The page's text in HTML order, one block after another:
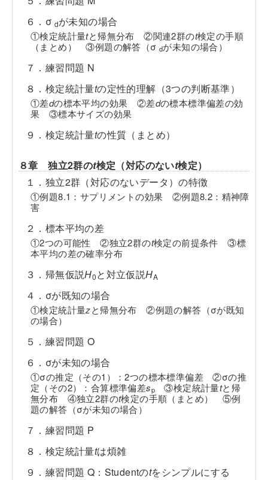
６．σ dが未知の場合
①検定統計量tと帰無分布 ②関連2群のt検定の手順
（まとめ） ③例題の解答（σ dが未知の場合）
７．練習問題 N
８．検定統計量tの定性的理解（3つの判断基準）
①差dの標本平均の効果 ②差dの標本標準偏差の効
果 ③標本サイズの効果
９．検定統計量tの性質（まとめ）
８章 独立2群のt検定（対応のないt検定）
１．独立2群（対応のないデータ）の特徴
①例題8.1：サプリメントの効果 ②例題8.2：精神障
害
２．標本平均の差
①2つの可能性 ②独立2群のt検定の前提条件 ③標
本平均の差の確率分布
３．帰無仮説H0と対立仮説HA
４．σが既知の場合
①検定統計量zと帰無分布 ②例題の解答（σが既知
の場合）
５．練習問題 O
６．σが未知の場合
①σの推定（その1）：2つの標本標準偏差 ②σの推
定（その2）：合算標準偏差sp ③検定統計量tと帰
無分布 ④独立2群のt検定の手順（まとめ） ⑤例
題の解答（σが未知の場合）
７．練習問題 P
８．検定統計量tは煩雑
９．練習問題 Q：Studentのtをシンプルにする